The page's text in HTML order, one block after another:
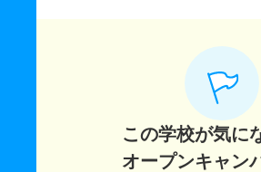
この学校が気に
オープンキャン